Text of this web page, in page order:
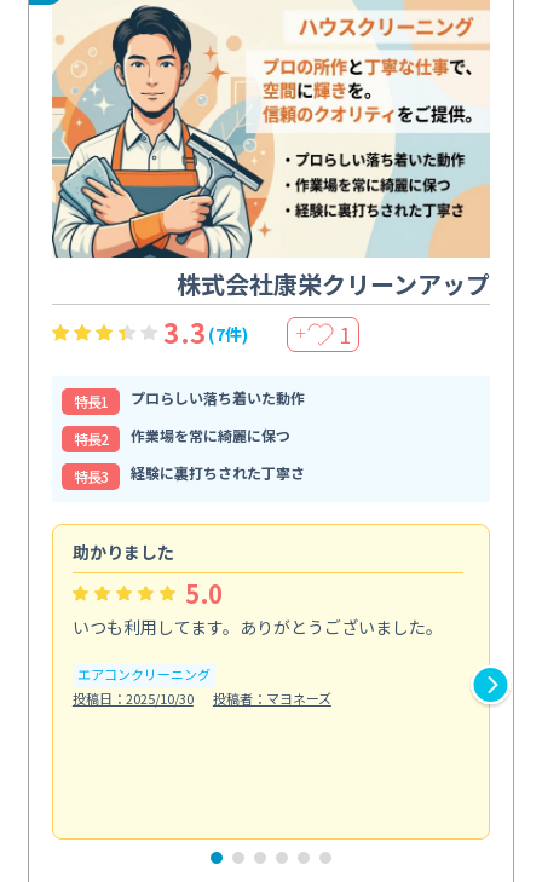
株式会社康栄クリーンアップ
3.3 (7件) ＋ 1
特⻑1
プロらしい落ち着いた動作
特⻑2
作業場を常に綺麗に保つ
特⻑3
経験に裏打ちされた丁寧さ
助かりました
5.0
いつも利用してます。ありがとうございました。
エアコンクリーニング
投稿日：2025/10/30
投稿者：マヨネーズ